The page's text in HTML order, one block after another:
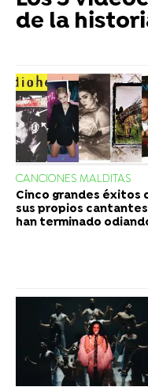
de la
CANCIONES MALDITAS
Cinco grandes éxitos
sus propios cantantes
han terminado